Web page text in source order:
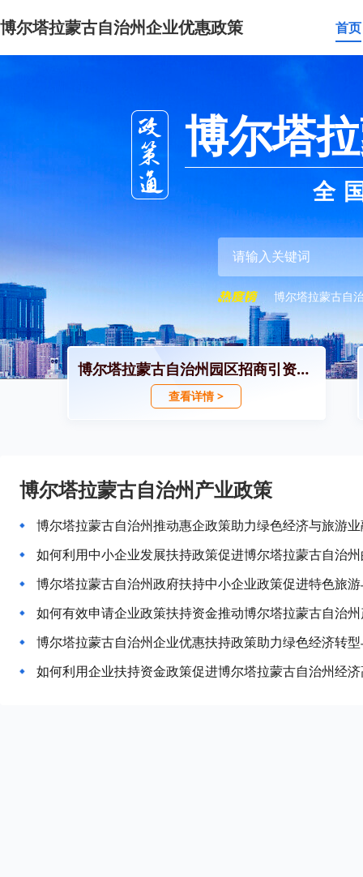
博尔塔拉蒙古自治州企业优惠政策 首页
博尔塔
全
博尔塔拉蒙古自
博尔塔拉蒙古自治州园区招商引资政策
查看详情 >
博尔塔拉蒙古自治州产业政策
博尔塔拉蒙古自治州推动惠企政策助力绿色经济与旅游
如何利用中小企业发展扶持政策促进博尔塔拉蒙古自治
博尔塔拉蒙古自治州政府扶持中小企业政策促进特色旅
如何有效申请企业政策扶持资金推动博尔塔拉蒙古自治
博尔塔拉蒙古自治州企业优惠扶持政策助力绿色经济转
如何利用企业扶持资金政策促进博尔塔拉蒙古自治州经